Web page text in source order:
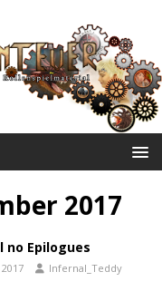
2017
no Epilogues
Infernal_Teddy